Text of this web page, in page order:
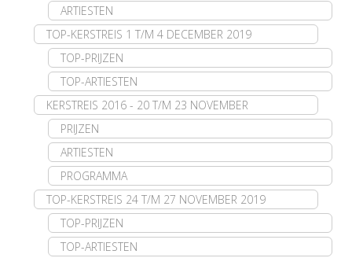
ARTIESTEN
TOP-KERSTREIS 1 T/M 4 DECEMBER 2019
TOP-PRIJZEN
TOP-ARTIESTEN
KERSTREIS 2016 - 20 T/M 23 NOVEMBER
PRIJZEN
ARTIESTEN
PROGRAMMA
TOP-KERSTREIS 24 T/M 27 NOVEMBER 2019
TOP-PRIJZEN
TOP-ARTIESTEN